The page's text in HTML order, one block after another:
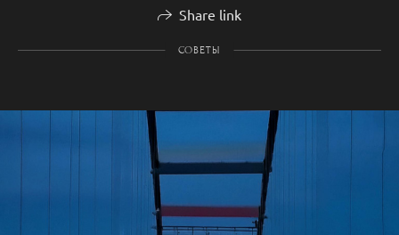
Share link
СОВЕТЫ